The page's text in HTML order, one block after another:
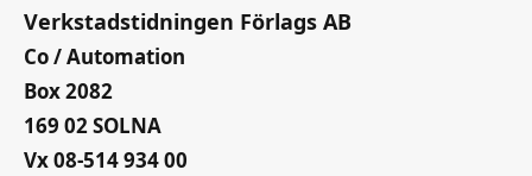
Verkstadstidningen Förlags AB
Co / Automation
Box 2082
169 02 SOLNA
Vx 08-514 934 00